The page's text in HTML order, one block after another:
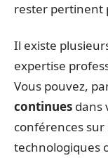
rester pertinent
Il existe
expertise
Vous pouvez,
continues dans
conférences
technologiques